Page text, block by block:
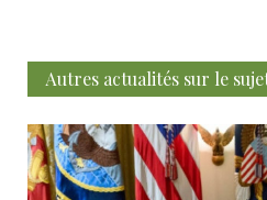
Autres actualités sur le